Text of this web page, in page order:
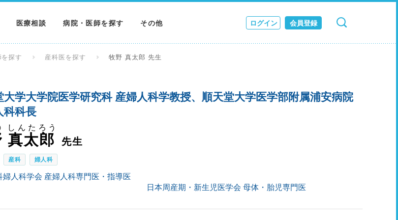
医療相談 病院・医師を探す その他 ログイン 会員登録
検索 キャンセル
探す 産科医を探す 牧野 真太郎 先生
大学大学院医学研究科 産婦人科学教授、順天堂大学医学部附属浦安病院
科科長
真太郎
しんたろう
先生
産科 婦人科
婦人科学会 産婦人科専門医・指導医
日本周産期・新生児医学会 母体・胎児専門医